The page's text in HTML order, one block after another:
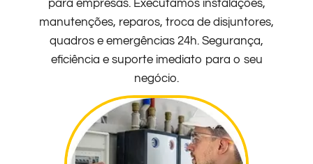
para empresas. Executamos instalações,
manutenções, reparos, troca de disjuntores,
quadros e emergências 24h. Segurança,
eficiência e suporte imediato para o seu
negócio.